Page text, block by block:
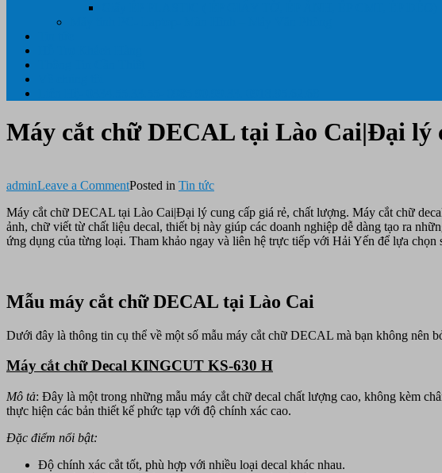
Máy cắt chữ DECAL tại Lào Cai|Đại lý
adminLeave a Commenton
cắt
chữ
DECAL
Đại
cung
cấp
rẻ,
lượng
Posted in Tin tức
Máy cắt chữ DECAL tại Lào Cai|Đại lý cung cấp giá rẻ, chất lượng. Máy cắt chữ
ảnh, chữ viết từ chất liệu decal, thiết bị này giúp các doanh nghiệp dễ dàng tạo ra
ứng dụng của từng loại. Tham khảo ngay và liên hệ trực tiếp với Hải Yến để lựa chọn
Mẫu máy cắt chữ DECAL tại Lào Cai
Dưới đây là thông tin cụ thể về một số mẫu máy cắt chữ DECAL mà bạn không nên
Máy cắt chữ Decal KINGCUT KS-630 H
Mô tả: Đây là một trong những mẫu máy cắt chữ decal chất lượng cao, không kèm
thực hiện các bản thiết kế phức tạp với độ chính xác cao.
Đặc điểm nổi bật:
Độ chính xác cắt tốt, phù hợp với nhiều loại decal khác nhau.